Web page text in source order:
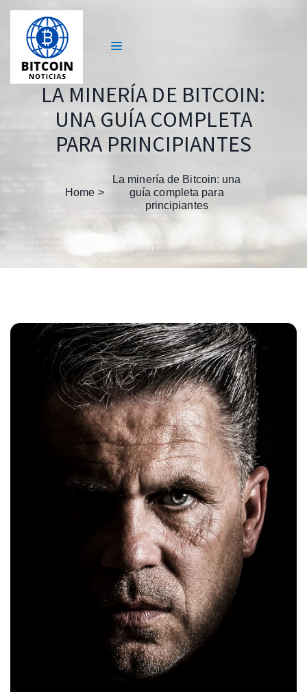
LA MINERÍA DE BITCOIN:
UNA GUÍA COMPLETA
PARA PRINCIPIANTES
Home
La minería de Bitcoin: una
guía completa para
principiantes
Navegación
entradas